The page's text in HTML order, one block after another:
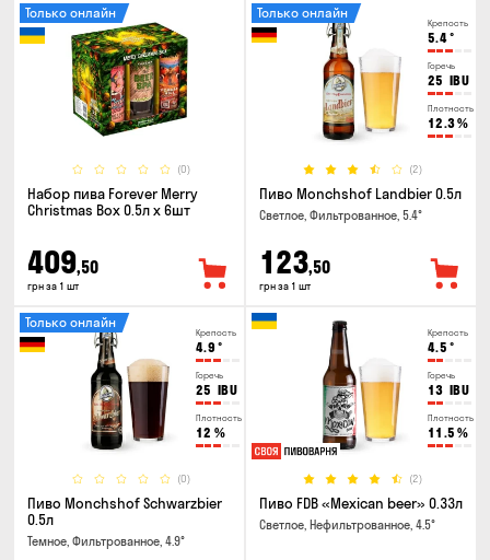
(0)
Только онлайн
Набор пива Forever Merry
Christmas Box 0.5л x 6шт
409,50
грн за 1 шт
Крепость
5.4°
Горечь
25 IBU
Плотность
12.3%
(2)
Только онлайн
Пиво Monchshof Landbier 0.5л
Светлое, Фильтрованное, 5.4°
123,50
грн за 1 шт
Крепость
4.9 °
Горечь
25 IBU
Плотность
12 %
(0)
Только онлайн
Пиво Monchshof Schwarzbier
0.5л
Темное, Фильтрованное, 4.9°
Крепость
4.5 °
Горечь
13 IBU
Плотность
11.5 %
(2)
Пиво FDB «Mexican beer» 0.33л
Светлое, Нефильтрованное, 4.5°